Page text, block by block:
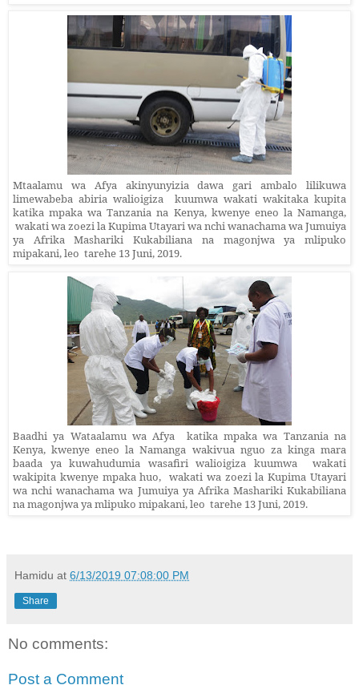
Mtaalamu wa Afya akinyunyizia dawa gari ambalo lilikuwa
limewabeba abiria walioigiza kuumwa wakati wakitaka kupita
katika mpaka wa Tanzania na Kenya, kwenye eneo la Namanga,
wakati wazoezila Kupima Utayari wa nchi wanachama wa Jumuiya
ya Afrika Mashariki Kukabiliana na magonjwa ya mlipuko
mipakani,leo tarehe 13 Juni, 2019.
Baadhi ya Wataalamu wa Afya katika mpaka wa Tanzania na
Kenya, kwenye eneo la Namanga wakivua nguo za kinga mara
baada ya kuwahudumia wasafiri walioigiza kuumwa wakati
wakipita kwenye mpaka huo, wakati wa zoezila Kupima Utayari
wa nchi wanachama wa Jumuiya ya Afrika Mashariki Kukabiliana
na magonjwa ya mlipuko mipakani,leo tarehe 13 Juni, 2019.
Hamidu at 6/13/2019 07:08:00 PM
Share
No comments:
Post a Comment